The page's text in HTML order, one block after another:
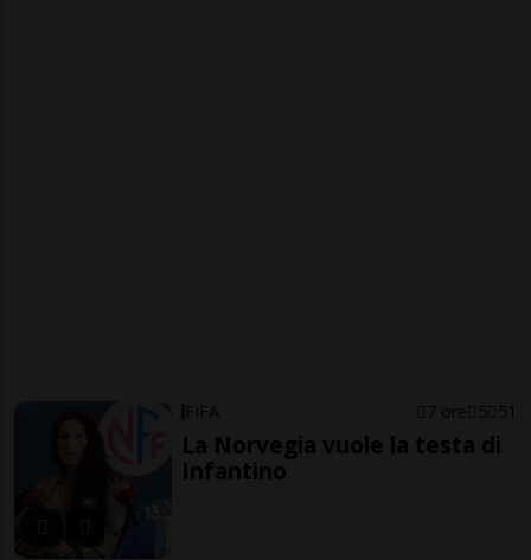
FIFA 7 ore 5 51
La Norvegia vuole la testa di
Infantino